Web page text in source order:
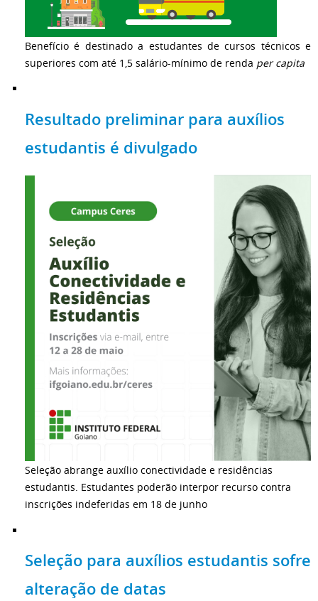
Benefício é destinado a estudantes de cursos técnicos e
superiores com até 1,5 salário-mínimo de renda per capita
Resultado preliminar para auxílios
estudantis é divulgado
Seleção abrange auxílio conectividade e residências
estudantis. Estudantes poderão interpor recurso contra
inscrições indeferidas em 18 de junho
Seleção para auxílios estudantis sofre
alteração de datas